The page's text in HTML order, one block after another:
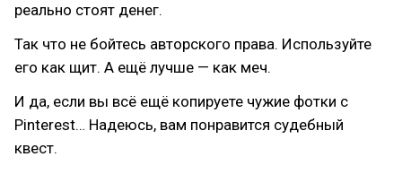
реально стоят денег.
Так что не бойтесь авторского права. Используйте
его как щит. А ещё лучше — как меч.
И да, если вы всё ещё копируете чужие фотки с
Pinterest… Надеюсь, вам понравится судебный
квест.